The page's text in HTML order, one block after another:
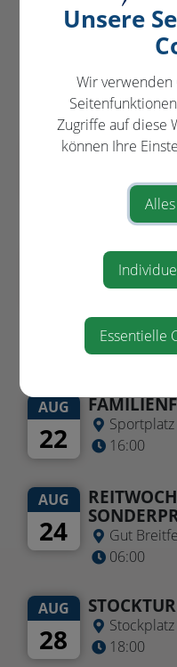
in und um
AUG "SO A
11:00
DER
am
10:00
AUG
22
16:00
AUG
24
Gut
06:00
AUG
28
Stockplatz
18:00
Unsere
Wir verwenden
Zugriffe auf diese
können Ihre
Essentielle